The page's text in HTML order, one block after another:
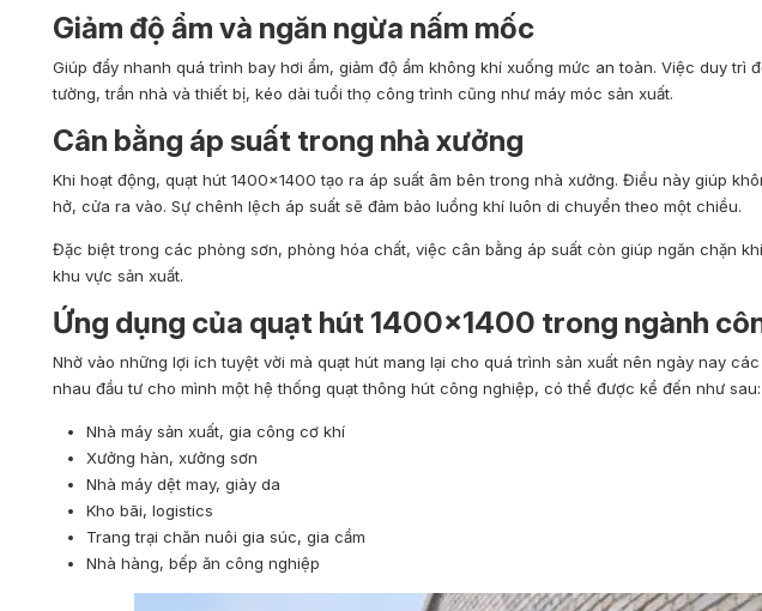
Giảm độ ẩm và ngăn ngừa nấm mốc
Giúp đẩy nhanh quá trình bay hơi ẩm, giảm độ ẩm không khí xuống mức an toàn. Việc duy trì
tường, trần nhà và thiết bị, kéo dài tuổi thọ công trình cũng như máy móc sản xuất.
Cân bằng áp suất trong nhà xưởng
Khi hoạt động, quạt hút 1400×1400 tạo ra áp suất âm bên trong nhà xưởng. Điều này giúp
hở, cửa ra vào. Sự chênh lệch áp suất sẽ đảm bảo luồng khí luôn di chuyển theo một chiều.
Đặc biệt trong các phòng sơn, phòng hóa chất, việc cân bằng áp suất còn giúp ngăn chặn
khu vực sản xuất.
Ứng dụng của quạt hút 1400×1400 trong ngành
Nhờ vào những lợi ích tuyệt vời mà quạt hút mang lại cho quá trình sản xuất nên ngày nay
nhau đầu tư cho mình một hệ thống quạt thông hút công nghiệp, có thể được kể đến như sau:
Nhà máy sản xuất, gia công cơ khí
Xưởng hàn, xưởng sơn
Nhà máy dệt may, giày da
Kho bãi, logistics
Trang trại chăn nuôi gia súc, gia cầm
Nhà hàng, bếp ăn công nghiệp